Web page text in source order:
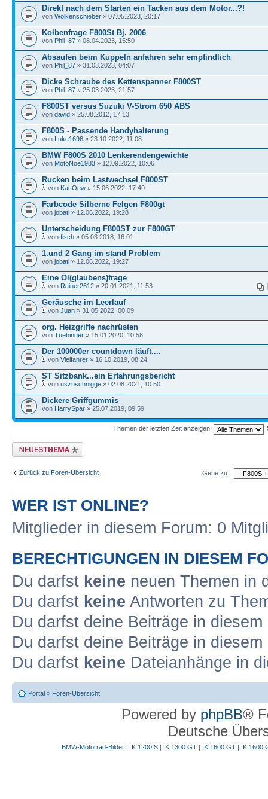
Direkt nach dem Starten ein Tacken aus dem Motor...?!
von Wolkenschieber » 07.05.2023, 20:17
Kolbenfrage F800St Bj. 2006
von Phil_87 » 08.04.2023, 15:50
Absaufen beim Kuppeln anfahren sehr empfindlich
von Phil_87 » 31.03.2023, 04:07
Dicke Schraube des Kettenspanner F800ST
von Phil_87 » 25.03.2023, 21:57
F800ST versus Suzuki V-Strom 650 ABS
von david » 25.08.2012, 17:13
F800S - Passende Handyhalterung
von Luke1696 » 23.10.2022, 11:08
BMW F800S 2010 Lenkerendengewichte
von MotoNoe1983 » 12.09.2022, 10:06
Rucken beim Lastwechsel F800ST
von Kai-Oew » 15.06.2022, 17:40
Farbcode Silberne Felgen F800gt
von jobatl » 12.06.2022, 19:28
Unterscheidung F800ST zur F800GT
von fisch » 05.03.2018, 16:01
1.und 2 Gang im stand Problem
von jobatl » 12.06.2022, 19:27
Eine Öl(glaubens)frage
von Rainer2612 » 20.01.2021, 11:53
Geräusche im Leerlauf
von Juan » 31.05.2022, 00:09
org. Heizgriffe nachrüsten
von Tuebinger » 15.01.2020, 10:58
Der 100000er countdown läuft....
von Vielfahrer » 16.10.2019, 08:24
ST Sitzbank...ein Erfahrungsbericht
von uszuschnigge » 02.08.2021, 10:50
Dickere Griffgummis
von HarrySpar » 25.07.2019, 09:59
Themen der letzten Zeit anzeigen:
Neues Thema erstellen
Zurück zu Foren-Übersicht Gehe zu:
WER IST ONLINE?
Mitglieder in diesem Forum: 0
BERECHTIGUNGEN IN DIESEM
Du darfst keine neuen Themen in
Du darfst keine Antworten zu
Du darfst deine Beiträge in
Du darfst deine Beiträge in
Du darfst keine Dateianhänge in
Portal » Foren-Übersicht
Powered by phpBB®
Deutsche
BMW-Motorrad-Bilder| K 1200 S| K 1300 GT| K 1600 GT| K 1600